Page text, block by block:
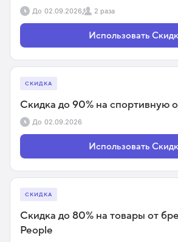
До 02.09.2026 2 раза
Использовать
СКИДКА
Скидка до 90% на спортивную
До 02.09.2026
Использовать
СКИДКА
Скидка до 80% на товары от
People